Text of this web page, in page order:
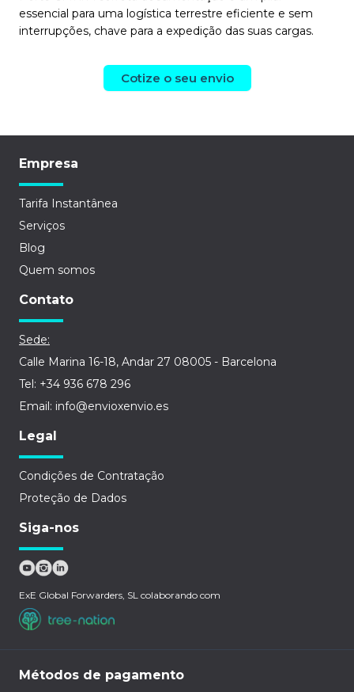
essencial para uma logística terrestre eficiente e sem
interrupções, chave para a expedição das suas cargas.
Cotize o seu envio
Empresa
Tarifa Instantânea
Serviços
Blog
Quem somos
Contato
Sede:
Calle Marina 16-18, Andar 27 08005 - Barcelona
Tel: +34 936 678 296
Email: info@envioxenvio.es
Legal
Condições de Contratação
Proteção de Dados
Siga-nos
ExE Global Forwarders, SL colaborando com
Métodos de pagamento